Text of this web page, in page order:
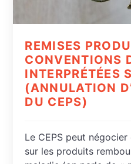
REMISES
CONVENTIONS
INTERPRÉTÉES
(ANNULATION
DU CEPS)
Le CEPS peut
sur les produits